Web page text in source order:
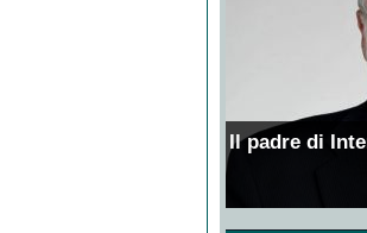
Il padre di